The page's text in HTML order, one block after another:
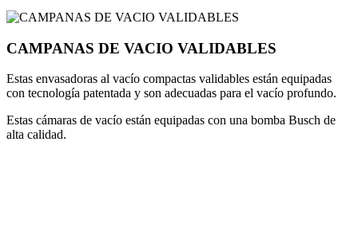
CAMPANAS DE VACIO VALIDABLES
Estas envasadoras al vacío compactas validables están equipadas
con tecnología patentada y son adecuadas para el vacío profundo.
Estas cámaras de vacío están equipadas con una bomba Busch de
alta calidad.